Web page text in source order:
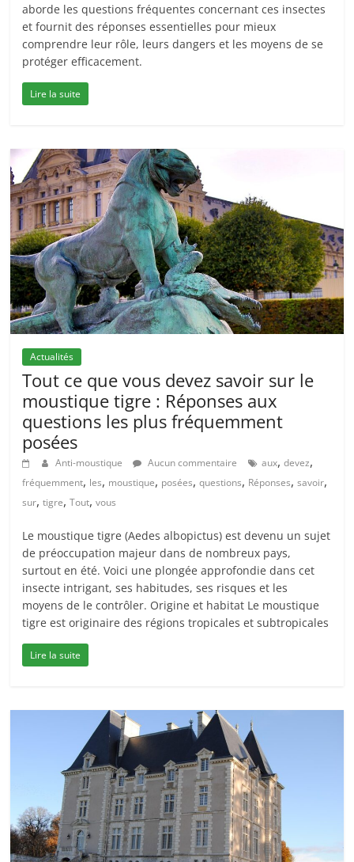
aborde les questions fréquentes concernant ces insectes
et fournit des réponses essentielles pour mieux
comprendre leur rôle, leurs dangers et les moyens de se
protéger efficacement.
Lire la suite
Actualités
Tout ce que vous devez savoir sur le
moustique tigre : Réponses aux
questions les plus fréquemment
posées
Anti-moustique Aucun commentaire aux,devez,
fréquemment, les, moustique, posées,questions, Réponses,savoir,
sur,tigre,Tout,vous
Le moustique tigre (Aedes albopictus) est devenu un sujet
de préoccupation majeur dans de nombreux pays,
surtout en été. Voici une plongée approfondie dans cet
insecte intrigant, ses habitudes, ses risques et les
moyens de le contrôler. Origine et habitat Le moustique
tigre est originaire des régions tropicales et subtropicales
Lire la suite